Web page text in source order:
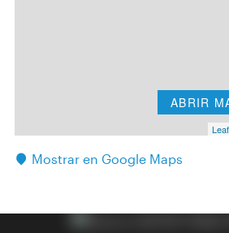
ABRIR
Mostrar en Google Maps